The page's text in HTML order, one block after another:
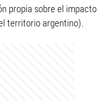
propia sobre el impacto
territorio argentino).